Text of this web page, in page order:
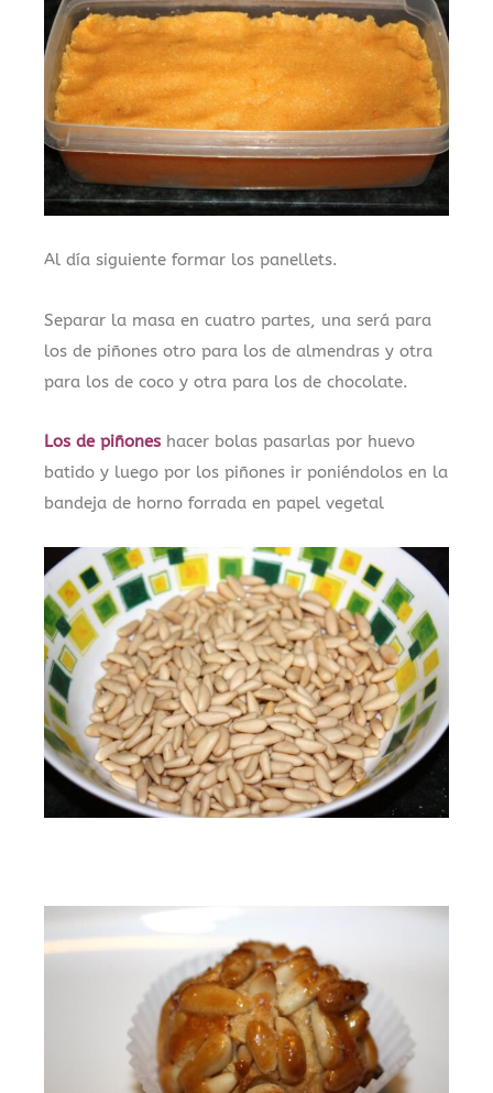
Al día siguiente formar los panellets.
Separar la masa en cuatro partes, una será para
los de piñones otro para los de almendras y otra
para los de coco y otra para los de chocolate.
Los de piñones hacer bolas pasarlas por huevo
batido y luego por los piñones ir poniéndolos en la
bandeja de horno forrada en papel vegetal